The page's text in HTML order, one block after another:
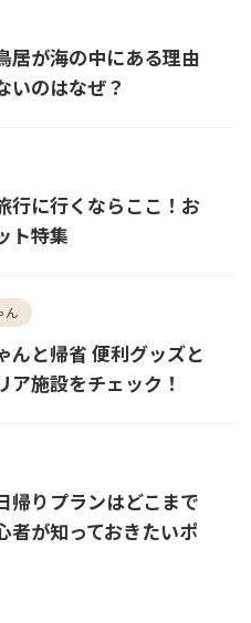
居が海の中にある理由
いのはなぜ？
行に行くならここ！お
ト特集
ん
んと帰省 便利グッズと
ア施設をチェック！
帰りプランはどこまで
者が知っておきたいポ